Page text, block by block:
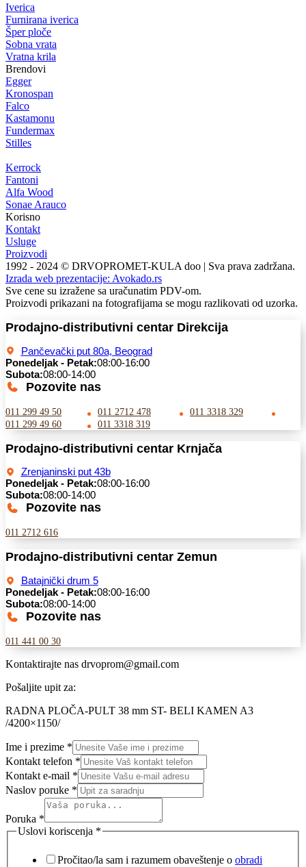
Iverica
Furnirana iverica
Šper ploče
Sobna vrata
Vratna krila
Brendovi
Egger
Kronospan
Falco
Kastamonu
Fundermax
Stilles
Kerrock
Fantoni
Alfa Wood
Sonae Arauco
Korisno
Kontakt
Usluge
Proizvodi
1992 - 2024 © DRVOPROMET-KULA doo | Sva prava zadržana.
Izrada web prezentacije: Avokado.rs
Sve cene su izražene sa uračunatim PDV-om.
Proizvodi prikazani na fotografijama se mogu razlikovati od uzorka.
Prodajno-distributivni centar Direkcija
Pančevački put 80a, Beograd
Ponedeljak - Petak:08:00-16:00
Subota:08:00-14:00
Pozovite nas
011 299 49 50 011 2712 478
011 3318 329
011 299 49 60
011 3318 319
Prodajno-distributivni centar Krnjača
Zrenjaninski put 43b
Ponedeljak - Petak:08:00-16:00
Subota:08:00-14:00
Pozovite nas
011 2712 616
Prodajno-distributivni centar Zemun
Batajnički drum 5
Ponedeljak - Petak:08:00-16:00
Subota:08:00-14:00
Pozovite nas
011 441 00 30
Kontaktirajte nas drvoprom@gmail.com
Pošaljite upit za:
RADNA PLOČA-PULT 38 mm ST- BELI KAMEN A3
/4200×1150/
Ime i prezime *
Kontakt telefon *
Kontakt e-mail *
Naslov poruke *
Poruka *
Uslovi koriscenja *
Pročitao/la sam i razumem obaveštenje o obradi